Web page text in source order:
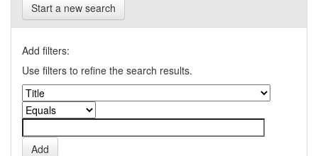
Start a new search
Add filters:
Use filters to refine the search results.